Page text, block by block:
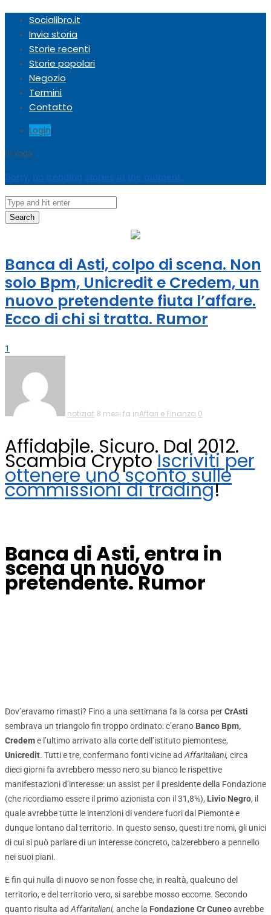
Socialibro.it
Invia storia
Storie recenti
Storie popolari
Negozio
Termini
Contatto
Login
In voga
Sorry, no trending stories at the moment.
Search
Banca di Asti, colpo di scena. Non
solo Bpm, Unicredit e Credem, un
nuovo pretendente fiuta l’affare.
Ecco di chi si tratta. Rumor
1
notiziat 8 mesi fa inAffari e Finanza 0
Affidabile. Sicuro. Dal 2012.
Scambia CryptoIscriviti per
ottenere uno sconto sulle
commissioni di trading!
Banca di Asti, entra in
scena un nuovo
pretendente. Rumor
Dov’eravamo rimasti? Fino a una settimana fa la corsa perCrAsti
sembrava un triangolo fin troppo ordinato: c’erano Banco Bpm,
Credeme l’ultimo arrivato alla corte dell’istituto piemontese,
Unicredit. Tutti e tre, confermano fonti vicine ad Affaritaliani, circa
dieci giorni fa avrebbero messo nero su bianco le rispettive
manifestazioni d’interesse: un assist per il presidente della Fondazione
(che ricordiamo essere il primo azionista con il 31,8%), Livio Negro, il
quale avrebbe tutte le intenzioni di vendere fuori dal Piemonte e
dunque lontano dal territorio. In questo senso, questi tre nomi, gli unici
di cui si può parlare di un interesse concreto, calzerebbero a pennello
nei suoi piani.
E fin qui nulla di nuovo se non fosse che, in realtà, qualcuno del
territorio, e del territorio vero, si sarebbe mosso eccome. Secondo
quanto risulta ad Affaritaliani, anche la Fondazione Cr Cuneoavrebbe